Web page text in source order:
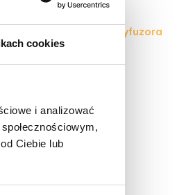
cookies
i analizować
Ciebie lub
- refillów do dyfuzora